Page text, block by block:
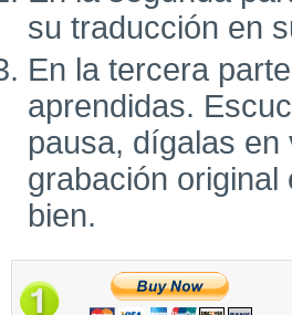
su traducción en
En la tercera
aprendidas.
pausa, dígalas en
grabación
bien.